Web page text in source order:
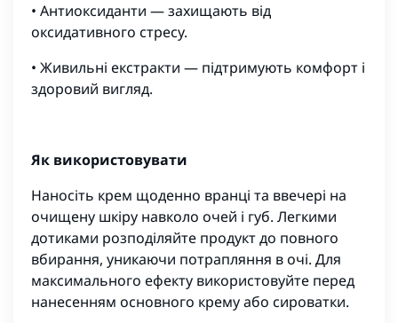
• Антиоксиданти — захищають від
оксидативного стресу.
• Живильні екстракти — підтримують комфорт і
здоровий вигляд.
Як використовувати
Наносіть крем щоденно вранці та ввечері на
очищену шкіру навколо очей і губ. Легкими
дотиками розподіляйте продукт до повного
вбирання, уникаючи потрапляння в очі. Для
максимального ефекту використовуйте перед
нанесенням основного крему або сироватки.